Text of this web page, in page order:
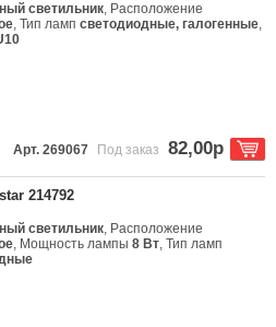
светильник, Расположение
, Тип лампсветодиодные, галогенные,
Арт. 269067 Под заказ 82,00р
214792
светильник, Расположение
, Мощность лампы8 Вт, Тип ламп